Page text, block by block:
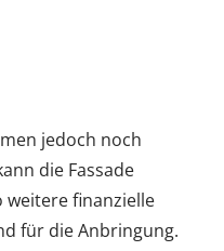
jedoch noch
die Fassade
weitere finanzielle
für die Anbringung.